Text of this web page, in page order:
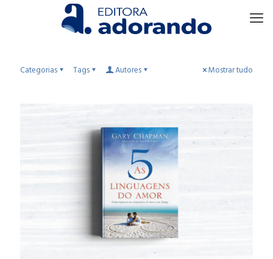
Categorias Tags Autores Mostrar tudo